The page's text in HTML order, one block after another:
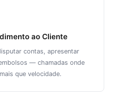
ao Cliente
contas, apresentar
— chamadas onde
que velocidade.